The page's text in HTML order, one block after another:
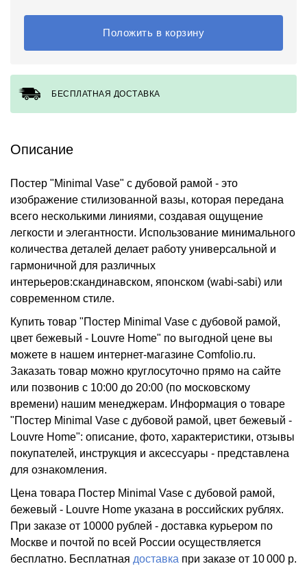
Положить в корзину
БЕСПЛАТНАЯ ДОСТАВКА
Описание
Постер "Minimal Vase" с дубовой рамой - это
изображение стилизованной вазы, которая передана
всего несколькими линиями, создавая ощущение
легкости и элегантности. Использование минимального
количества деталей делает работу универсальной и
гармоничной для различных
интерьеров:скандинавском, японском (wabi-sabi) или
современном стиле.
Купить товар "Постер Minimal Vase с дубовой рамой,
цвет бежевый - Louvre Home" по выгодной цене вы
можете в нашем интернет-магазине Comfolio.ru.
Заказать товар можно круглосуточно прямо на сайте
или позвонив с 10:00 до 20:00 (по московскому
времени) нашим менеджерам. Информация о товаре
"Постер Minimal Vase с дубовой рамой, цвет бежевый -
Louvre Home": описание, фото, характеристики, отзывы
покупателей, инструкция и аксессуары - представлена
для ознакомления.
Цена товара Постер Minimal Vase с дубовой рамой,
бежевый - Louvre Home указана в российских рублях.
При заказе от 10000 рублей - доставка курьером по
Москве и почтой по всей России осуществляется
бесплатно. Бесплатная доставка при заказе от 10 000 р.